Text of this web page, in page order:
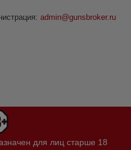
для лиц старше 18
admin@gunsbroker.ru